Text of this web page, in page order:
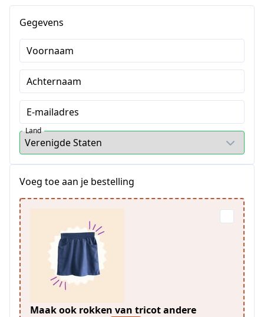
Gegevens
Voornaam
Achternaam
E-mailadres
Land
Voeg toe aan je bestelling
Maak ook rokken van tricot andere